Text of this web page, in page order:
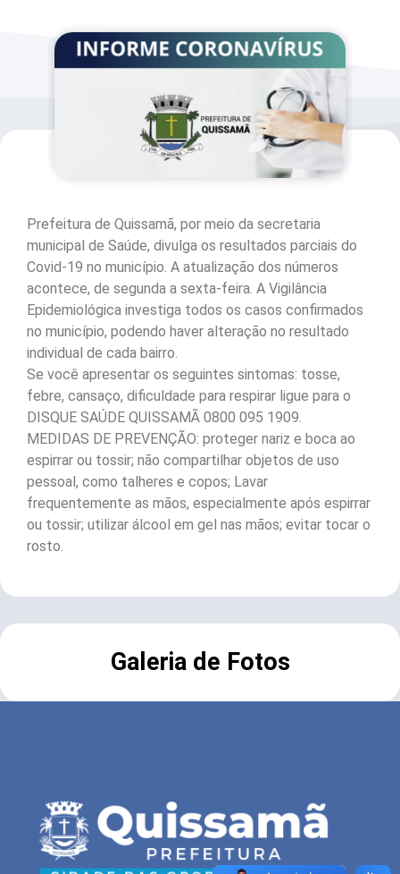
Prefeitura de Quissamã, por meio da secretaria
municipal de Saúde, divulga os resultados parciais do
Covid-19 no município. A atualização dos números
acontece, de segunda a sexta-feira. A Vigilância
Epidemiológica investiga todos os casos confirmados
no município, podendo haver alteração no resultado
individual de cada bairro.
Se você apresentar os seguintes sintomas: tosse,
febre, cansaço, dificuldade para respirar ligue para o
DISQUE SAÚDE QUISSAMÃ 0800 095 1909.
MEDIDAS DE PREVENÇÃO: proteger nariz e boca ao
espirrar ou tossir; não compartilhar objetos de uso
pessoal, como talheres e copos; Lavar
frequentemente as mãos, especialmente após espirrar
ou tossir; utilizar álcool em gel nas mãos; evitar tocar o
rosto.
Galeria de Fotos